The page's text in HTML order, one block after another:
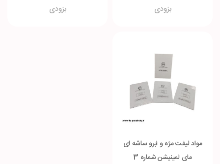
بزودی بزودی
مواد لیفت مژه و ابرو ساشه ای
مای لمینیشن شماره 3